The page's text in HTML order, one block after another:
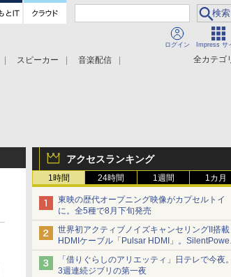
ログイン Impress サ
全カテゴ
スピーカー
音楽配信
アクセスランキング
1時間 24時間 1週間 1カ月
東映の歴代オープニング映像がカプセルトイ
に。全5種で8月下旬発売
世界初アクティブノイズキャンセリングII搭載
HDMIケーブル「Pulsar HDMI」。SilentPower
から
「借りぐらしのアリエッティ」日テレで今夜。
3週連続ジブリの第一夜